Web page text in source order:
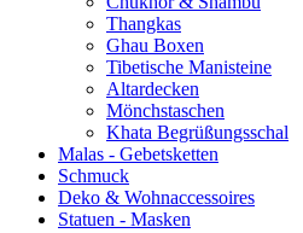
Thangkas
Ghau Boxen
Tibetische Manisteine
Altardecken
Mönchstaschen
Khata Begrüßungsschal
Malas - Gebetsketten
Schmuck
Deko & Wohnaccessoires
Statuen - Masken